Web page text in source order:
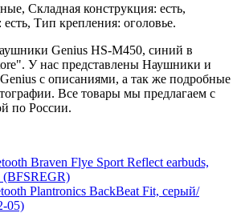
Складная конструкция: есть,
есть, Тип крепления: оголовье.
Genius HS-M450, синий в
У нас представлены Наушники и
с описаниями, а так же подробные
Все товары мы предлагаем с
по России.
Braven Flye Sport Reflect earbuds,
Plantronics BackBeat Fit, серый/
05)